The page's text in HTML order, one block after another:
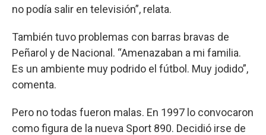
no podía salir en televisión”, relata.
También tuvo problemas con barras bravas de
Peñarol y de Nacional. “Amenazaban a mi familia.
Es un ambiente muy podrido el fútbol. Muy jodido”,
comenta.
Pero no todas fueron malas. En 1997 lo convocaron
como figura de la nueva Sport 890. Decidió irse de